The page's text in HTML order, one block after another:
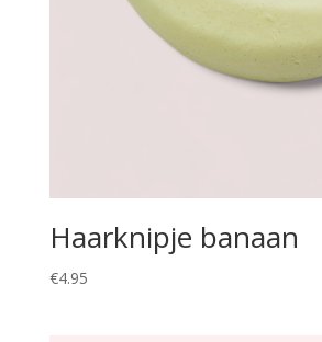
Haarknipje banaan
€4.95